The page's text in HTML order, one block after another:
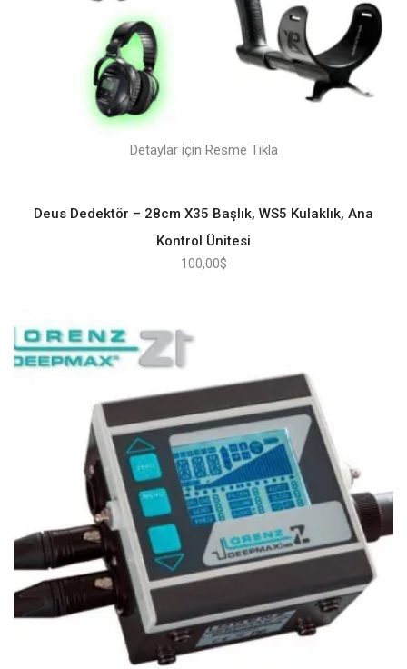
Detaylar için Resme Tıkla
Deus Dedektör – 28cm X35 Başlık, WS5 Kulaklık, Ana
Kontrol Ünitesi
100,00$